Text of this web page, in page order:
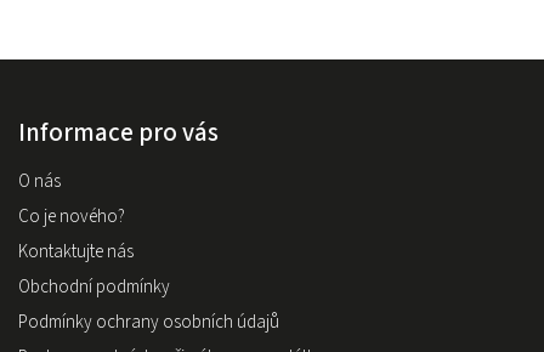
Informace pro vás
O nás
Co je nového?
Kontaktujte nás
Obchodní podmínky
Podmínky ochrany osobních údajů